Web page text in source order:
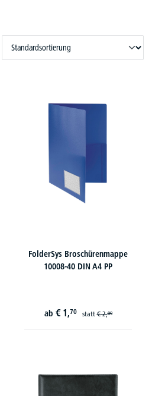
FolderSys Broschürenmappe
10008-40 DIN A4 PP
ab € 1,70 statt€ 2,09